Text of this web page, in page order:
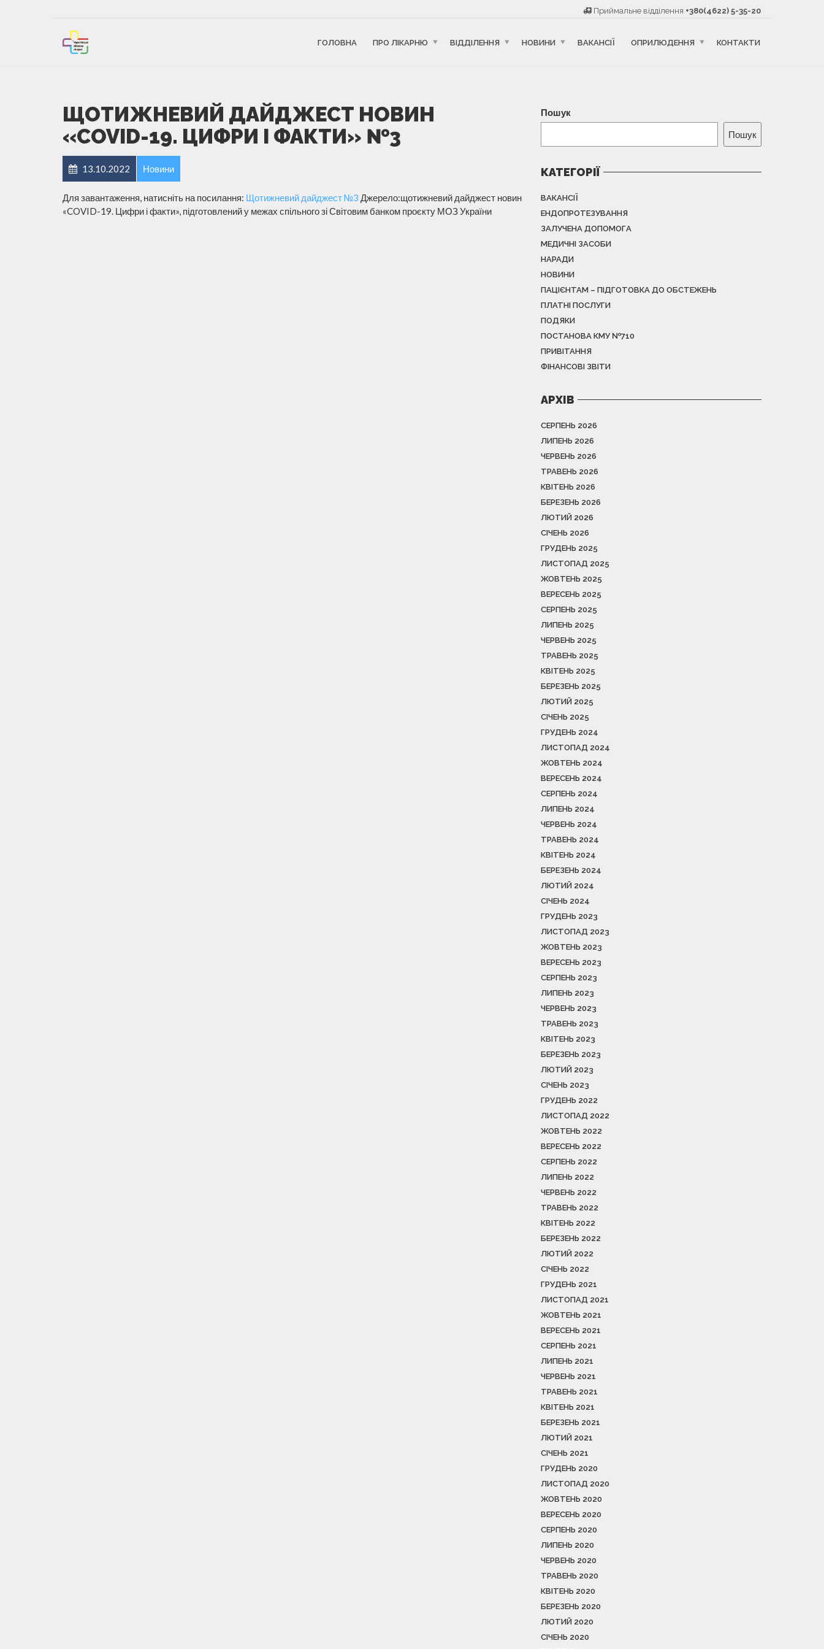
Приймальне відділення +380(4622) 5-35-20
ГОЛОВНА ПРО ЛІКАРНЮ ВІДДІЛЕННЯ НОВИНИ ВАКАНСІЇ ОПРИЛЮДЕННЯ КОНТАКТИ
ЩОТИЖНЕВИЙ ДАЙДЖЕСТ НОВИН
«COVID-19. ЦИФРИ І ФАКТИ» №3
13.10.2022 Новини
Для завантаження, натисніть на посилання: Щотижневий дайджест №3 Джерело:щотижневий дайджест новин
«COVID-19. Цифри і факти», підготовлений у межах спільного зі Світовим банком проєкту МОЗ України
Пошук
Пошук
КАТЕГОРІЇ
ВАКАНСІЇ
ЕНДОПРОТЕЗУВАННЯ
ЗАЛУЧЕНА ДОПОМОГА
МЕДИЧНІ ЗАСОБИ
НАРАДИ
НОВИНИ
ПАЦІЄНТАМ – ПІДГОТОВКА ДО ОБСТЕЖЕНЬ
ПЛАТНІ ПОСЛУГИ
ПОДЯКИ
ПОСТАНОВА КМУ №710
ПРИВІТАННЯ
ФІНАНСОВІ ЗВІТИ
АРХІВ
СЕРПЕНЬ 2026
ЛИПЕНЬ 2026
ЧЕРВЕНЬ 2026
ТРАВЕНЬ 2026
КВІТЕНЬ 2026
БЕРЕЗЕНЬ 2026
ЛЮТИЙ 2026
СІЧЕНЬ 2026
ГРУДЕНЬ 2025
ЛИСТОПАД 2025
ЖОВТЕНЬ 2025
ВЕРЕСЕНЬ 2025
СЕРПЕНЬ 2025
ЛИПЕНЬ 2025
ЧЕРВЕНЬ 2025
ТРАВЕНЬ 2025
КВІТЕНЬ 2025
БЕРЕЗЕНЬ 2025
ЛЮТИЙ 2025
СІЧЕНЬ 2025
ГРУДЕНЬ 2024
ЛИСТОПАД 2024
ЖОВТЕНЬ 2024
ВЕРЕСЕНЬ 2024
СЕРПЕНЬ 2024
ЛИПЕНЬ 2024
ЧЕРВЕНЬ 2024
ТРАВЕНЬ 2024
КВІТЕНЬ 2024
БЕРЕЗЕНЬ 2024
ЛЮТИЙ 2024
СІЧЕНЬ 2024
ГРУДЕНЬ 2023
ЛИСТОПАД 2023
ЖОВТЕНЬ 2023
ВЕРЕСЕНЬ 2023
СЕРПЕНЬ 2023
ЛИПЕНЬ 2023
ЧЕРВЕНЬ 2023
ТРАВЕНЬ 2023
КВІТЕНЬ 2023
БЕРЕЗЕНЬ 2023
ЛЮТИЙ 2023
СІЧЕНЬ 2023
ГРУДЕНЬ 2022
ЛИСТОПАД 2022
ЖОВТЕНЬ 2022
ВЕРЕСЕНЬ 2022
СЕРПЕНЬ 2022
ЛИПЕНЬ 2022
ЧЕРВЕНЬ 2022
ТРАВЕНЬ 2022
КВІТЕНЬ 2022
БЕРЕЗЕНЬ 2022
ЛЮТИЙ 2022
СІЧЕНЬ 2022
ГРУДЕНЬ 2021
ЛИСТОПАД 2021
ЖОВТЕНЬ 2021
ВЕРЕСЕНЬ 2021
СЕРПЕНЬ 2021
ЛИПЕНЬ 2021
ЧЕРВЕНЬ 2021
ТРАВЕНЬ 2021
КВІТЕНЬ 2021
БЕРЕЗЕНЬ 2021
ЛЮТИЙ 2021
СІЧЕНЬ 2021
ГРУДЕНЬ 2020
ЛИСТОПАД 2020
ЖОВТЕНЬ 2020
ВЕРЕСЕНЬ 2020
СЕРПЕНЬ 2020
ЛИПЕНЬ 2020
ЧЕРВЕНЬ 2020
ТРАВЕНЬ 2020
КВІТЕНЬ 2020
БЕРЕЗЕНЬ 2020
ЛЮТИЙ 2020
СІЧЕНЬ 2020